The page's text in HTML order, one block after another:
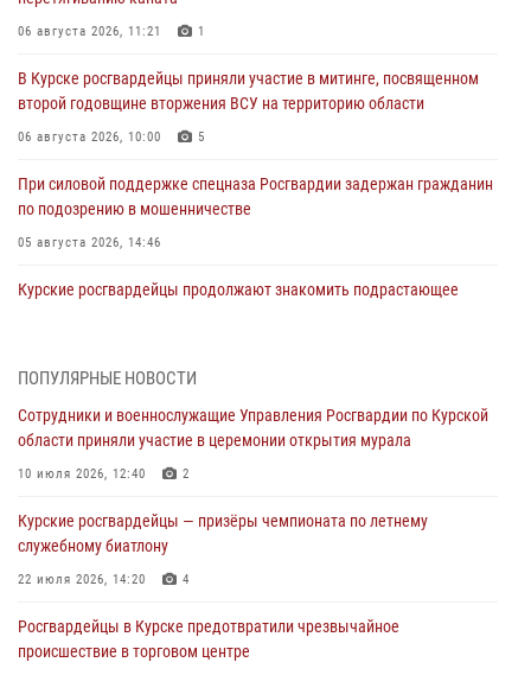
06 августа 2026, 11:21 1
В Курске росгвардейцы приняли участие в митинге, посвященном
второй годовщине вторжения ВСУ на территорию области
06 августа 2026, 10:00 5
При силовой поддержке спецназа Росгвардии задержан гражданин
по подозрению в мошенничестве
05 августа 2026, 14:46
Курские росгвардейцы продолжают знакомить подрастающее
оздоровительных лагерях
05 августа 2026, 09:51
сбыта крупной партии наркотиков
04 августа 2026, 12:52
85 владельцев оружия
04 августа 2026, 07:00
ПОПУЛЯРНЫЕ НОВОСТИ
Сотрудники и военнослужащие Управления Росгвардии по Курской
области приняли участие в церемонии открытия мурала
10 июля 2026, 12:40 2
Курские росгвардейцы — призёры чемпионата по летнему
служебному биатлону
22 июля 2026, 14:20 4
Росгвардейцы в Курске предотвратили чрезвычайное
происшествие в торговом центре